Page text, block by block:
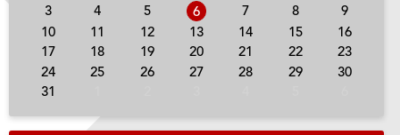
3
4 5 6 7 8
9
10
11 12 13 14 15
16
17
18 19 20 21 22
23
24
25 26 27 28 29
30
31